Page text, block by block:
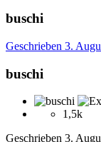
buschi
Geschrieben 3.
buschi
1,5k
Geschrieben 3.